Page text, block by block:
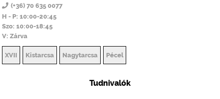
(+36) 70 635 0077
H - P: 10:00-20:45
Szo: 10:00-18:45
V: Zárva
XVII Kistarcsa Nagytarcsa Pécel
Tudnivalók